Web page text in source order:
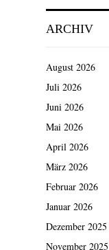
ARCHIV
August 2026
Juli 2026
Juni 2026
Mai 2026
April 2026
März 2026
Februar 2026
Januar 2026
Dezember 2025
November 2025